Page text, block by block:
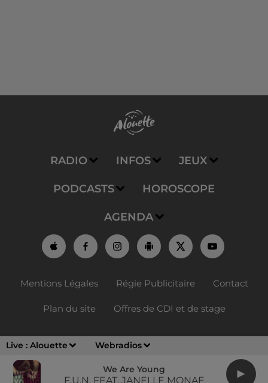
Live : Alouette Webradios
We Are Young
F.U.N. FEAT. JANELLE MONAE
RADIO INFOS JEUX
PODCASTS HOROSCOPE
AGENDA
Mentions Légales Régie Publicitaire Contact
Plan du site Offres de CDI et de stage